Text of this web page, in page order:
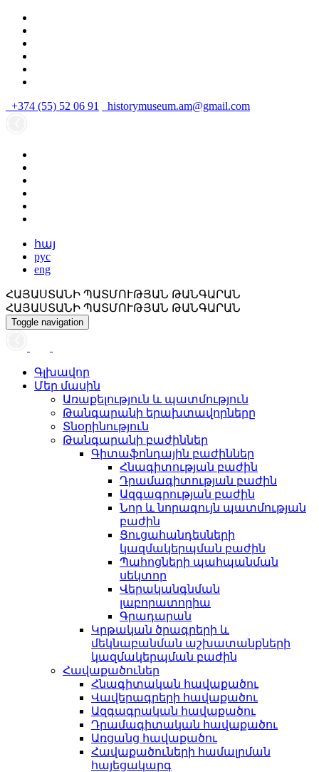
+374 (55) 52 06 91 historymuseum.am@gmail.com
հայ
рус
eng
ՀԱՅԱՍՏԱՆԻ ՊԱՏՄՈՒԹՅԱՆ ԹԱՆԳԱՐԱՆ
ՀԱՅԱՍՏԱՆԻ ՊԱՏՄՈՒԹՅԱՆ ԹԱՆԳԱՐԱՆ
Toggle navigation
Գլխավոր
Մեր մասին
Առաքելություն և պատմություն
Թանգարանի երախտավորները
Տնօրինություն
Թանգարանի բաժիններ
Գիտաֆոնդային բաժիններ
Հնագիտության բաժին
Դրամագիտության բաժին
Ազգագրության բաժին
Նոր և նորագույն պատմության
բաժին
Ցուցահանդեսների
կազմակերպման բաժին
Պահոցների պահպանման
սեկտոր
Վերականգնման
լաբորատորիա
Գրադարան
Կրթական ծրագրերի և
մեկնաբանման աշխատանքների
կազմակերպման բաժին
Հավաքածուներ
Հնագիտական հավաքածու
Վավերագրերի հավաքածու
Ազգագրական հավաքածու
Դրամագիտական հավաքածու
Առցանց հավաքածու
Հավաքածուների համալրման
հայեցակարգ